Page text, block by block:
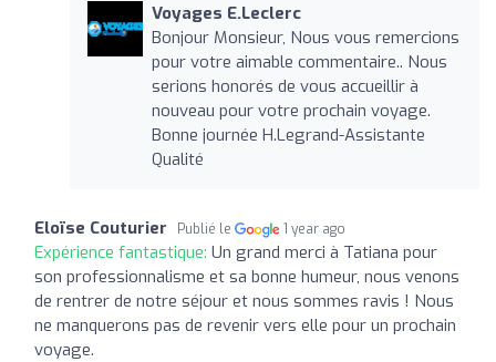
Voyages E.Leclerc
Bonjour Monsieur, Nous vous remercions
pour votre aimable commentaire.. Nous
serions honorés de vous accueillir à
nouveau pour votre prochain voyage.
Bonne journée H.Legrand-Assistante
Qualité
Eloïse Couturier Publié le 1 year ago
Expérience fantastique: Un grand merci à Tatiana pour
son professionnalisme et sa bonne humeur, nous venons
de rentrer de notre séjour et nous sommes ravis ! Nous
ne manquerons pas de revenir vers elle pour un prochain
voyage.